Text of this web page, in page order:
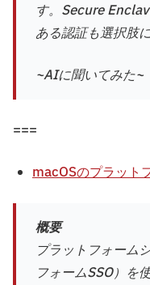
す。Secure
ある認証も選択肢
~AIに聞いてみた~
===
macOSのプラット
概要
プラットフォーム
フォームSSO）を